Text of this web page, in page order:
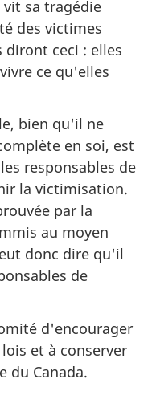
sa tragédie
des victimes
diront ceci : elles
ce qu'elles
bien qu'il ne
en soi, est
responsables de
la victimisation.
par la
au moyen
donc dire qu'il
de
d'encourager
et à conserver
du Canada.